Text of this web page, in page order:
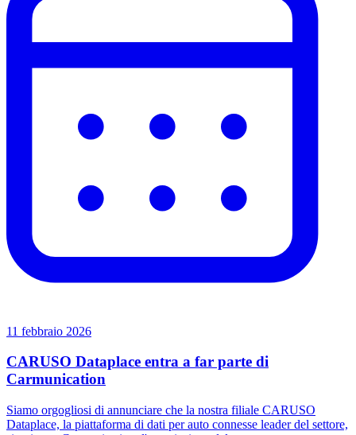
11 febbraio 2026
CARUSO Dataplace entra a far parte di
Carmunication
Siamo orgogliosi di annunciare che la nostra filiale CARUSO
Dataplace, la piattaforma di dati per auto connesse leader del settore,